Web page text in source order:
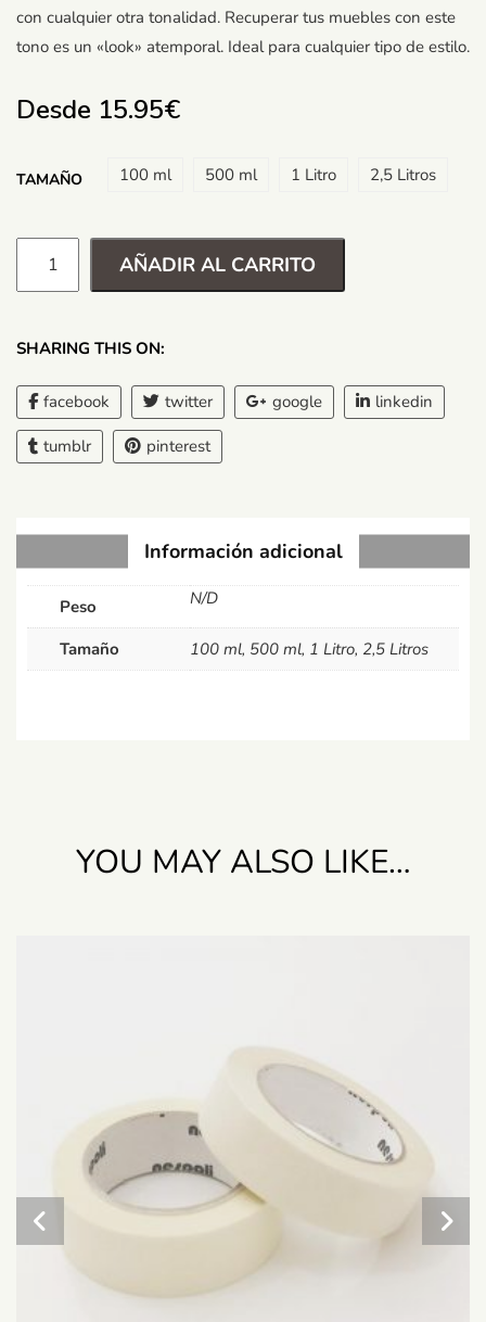
con cualquier otra tonalidad. Recuperar tus muebles con este
tono es un «look» atemporal. Ideal para cualquier tipo de estilo.
Desde 15.95€
TAMAÑO 100 ml 500 ml 1 Litro 2,5 Litros
AÑADIR AL CARRITO
SHARING THIS ON:
facebook twitter google linkedin
tumblr pinterest
Información adicional
Peso N/D
Tamaño 100 ml, 500 ml, 1 Litro, 2,5 Litros
YOU MAY ALSO LIKE…